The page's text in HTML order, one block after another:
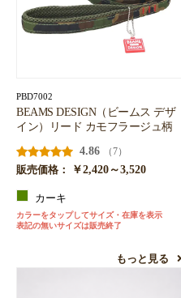
PBD7002
BEAMS DESIGN（ビームス デザ
イン）リード カモフラージュ柄
4.86
（7）
販売価格：
￥2,420～3,520
カーキ
カラーをタップしてサイズ・在庫を表示
表記の無いサイズは販売終了
もっと見る